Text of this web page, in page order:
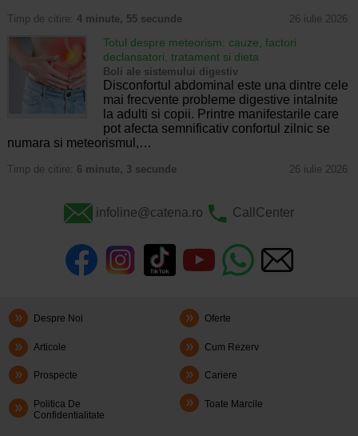
Timp de citire: 4 minute, 55 secunde 26 iulie 2026
Totul despre meteorism: cauze, factori
declansatori, tratament si dieta
Boli ale sistemului digestiv
Disconfortul abdominal este una dintre cele
mai frecvente probleme digestive intalnite
la adulti si copii. Printre manifestarile care
pot afecta semnificativ confortul zilnic se
numara si meteorismul,…
Timp de citire: 6 minute, 3 secunde 26 iulie 2026
infoline@catena.ro CallCenter
Despre Noi Oferte
Articole Cum Rezerv
Prospecte Cariere
Politica De
Confidentialitate
Toate Marcile